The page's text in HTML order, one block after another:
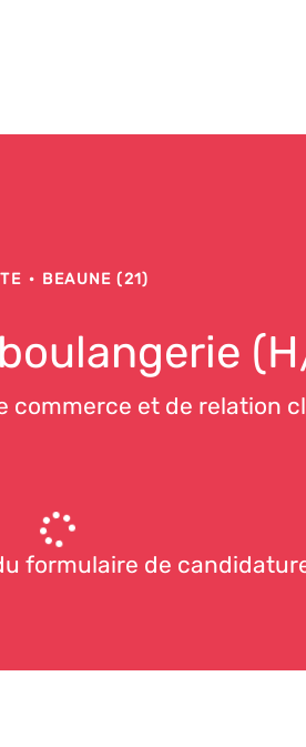
· BEAUNE (21)
commerce et de relation
formulaire de